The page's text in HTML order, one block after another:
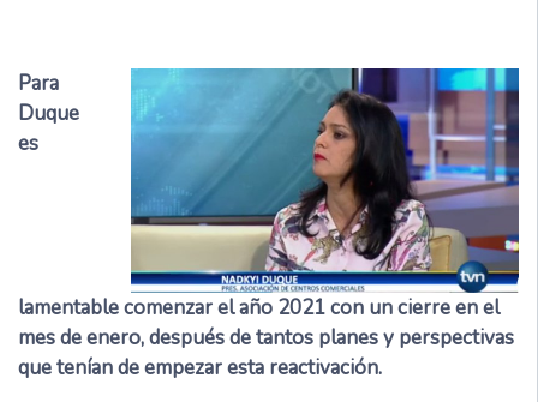
Para
Duque
es
lamentable comenzar el año 2021 con un cierre en el
mes de enero, después de tantos planes y perspectivas
que tenían de empezar esta reactivación.